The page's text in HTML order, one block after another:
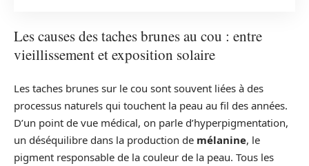
Les causes des taches brunes au cou : entre
vieillissement et exposition solaire
Les taches brunes sur le cou sont souvent liées à des
processus naturels qui touchent la peau au fil des années.
D’un point de vue médical, on parle d’hyperpigmentation,
un déséquilibre dans la production de mélanine, le
pigment responsable de la couleur de la peau. Tous les